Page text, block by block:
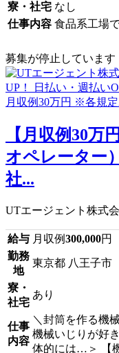
寮・社宅 なし
仕事内容 食品系工場
募集が停止しています
【月収例30
オペレーター
社...
UTエージェント株式
給与 月収例300,000円
勤務
地
東京都 八王子市
寮・
社宅
あり
仕事
内容
＼封筒を作る機
機械いじりが好
体的には…＞ 【